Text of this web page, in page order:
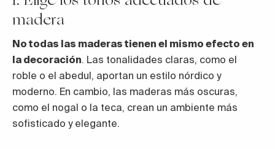
madera
No todas las maderas tienen el mismo efecto en
la decoración. Las tonalidades claras, como el
roble o el abedul, aportan un estilo nórdico y
moderno. En cambio, las maderas más oscuras,
como el nogal o la teca, crean un ambiente más
sofisticado y elegante.